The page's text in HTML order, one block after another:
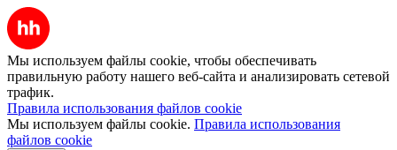
Мы используем файлы cookie, чтобы обеспечивать
правильную работу нашего веб-сайта и анализировать сетевой
трафик.
Правила использования файлов cookie
Мы используем файлы cookie. Правила использования
файлов cookie